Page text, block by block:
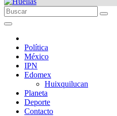
Política
México
IPN
Edomex
Huixquilucan
Planeta
Deporte
Contacto